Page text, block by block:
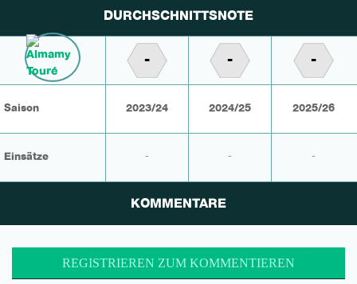
DURCHSCHNITTSNOTE
- - -
Saison 2023/24 2024/25 2025/26
Einsätze - - -
KOMMENTARE
REGISTRIEREN ZUM KOMMENTIEREN